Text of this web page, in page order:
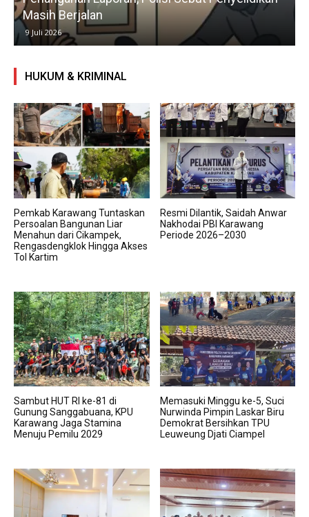
Masih Berjalan
9 Juli 2026
HUKUM & KRIMINAL
Pemkab Karawang Tuntaskan
Persoalan Bangunan Liar
Menahun dari Cikampek,
Rengasdengklok Hingga Akses
Tol Kartim
Resmi Dilantik, Saidah Anwar
Nakhodai PBI Karawang
Periode 2026–2030
Sambut HUT RI ke-81 di
Gunung Sanggabuana, KPU
Karawang Jaga Stamina
Menuju Pemilu 2029
Memasuki Minggu ke-5, Suci
Nurwinda Pimpin Laskar Biru
Demokrat Bersihkan TPU
Leuweung Djati Ciampel